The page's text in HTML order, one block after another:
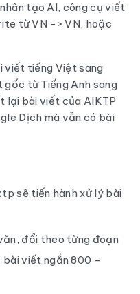
tạo AI, công cụ viết
từ VN -> VN, hoặc
viết tiếng Việt sang
từ Tiếng Anh sang
lại bài viết của AIKTP
Dịch mà vẫn có bài
sẽ tiến hành xử lý bài
đổi theo từng đoạn
bài viết ngắn 800 -